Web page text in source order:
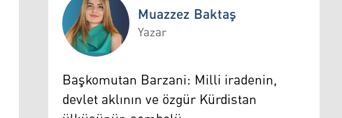
Muazzez Baktaş
Muazzez Baktaş
Yazar
Başkomutan Barzani: Milli iradenin,
devlet aklının ve özgür Kürdistan